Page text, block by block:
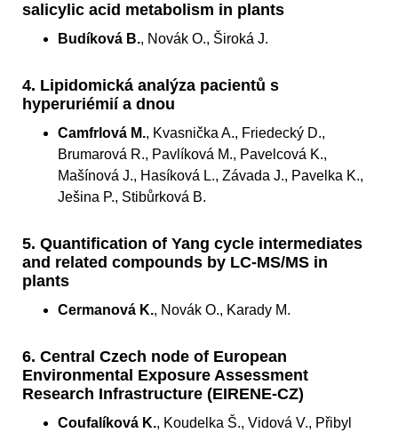
salicylic acid metabolism in plants
Budíková B., Novák O., Široká J.
4. Lipidomická analýza pacientů s
hyperuriémií a dnou
Camfrlová M., Kvasnička A., Friedecký D.,
Brumarová R., Pavlíková M., Pavelcová K.,
Mašínová J., Hasíková L., Závada J., Pavelka K.,
Ješina P., Stibůrková B.
5. Quantification of Yang cycle intermediates
and related compounds by LC-MS/MS in
plants
Cermanová K., Novák O., Karady M.
6. Central Czech node of European
Environmental Exposure Assessment
Research Infrastructure (EIRENE-CZ)
Coufalíková K., Koudelka Š., Vidová V., Přibyl